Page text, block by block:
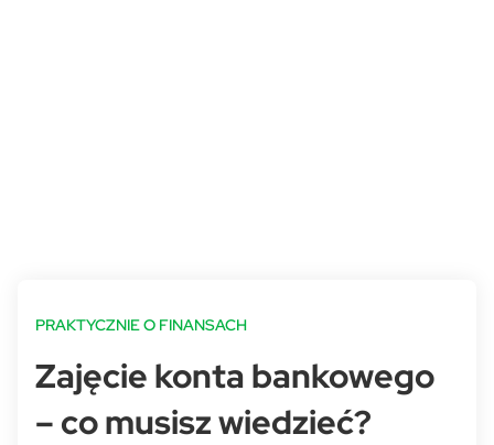
PRAKTYCZNIE O FINANSACH
Zajęcie konta bankowego
– co musisz wiedzieć?